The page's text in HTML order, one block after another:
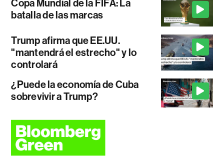
Copa Mundial de la FIFA: La
batalla de las marcas
Trump afirma que EE.UU.
"mantendrá el estrecho" y lo
controlará
¿Puede la economía de Cuba
sobrevivir a Trump?